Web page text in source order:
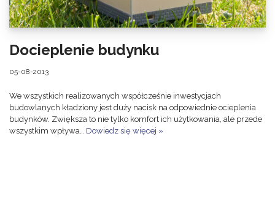
Docieplenie budynku
05-08-2013
We wszystkich realizowanych współcześnie inwestycjach
budowlanych kładziony jest duży nacisk na odpowiednie ocieplenia
budynków. Zwiększa to nie tylko komfort ich użytkowania, ale przede
wszystkim wpływa… Dowiedz się więcej »